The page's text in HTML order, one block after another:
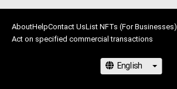
Instagram
www.instagram.com/kom__art.jp/
AboutHelpContact UsList NFTs (For Businesses)
Act on specified commercial transactions